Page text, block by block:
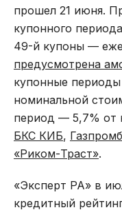
прошел 21 июня.
купонного
49-й купоны —
предусмотрена
купонные
номинальной
период — 5,7% от
БКС КИБ,
«Риком-Траст».
«Эксперт РА» в
кредитный